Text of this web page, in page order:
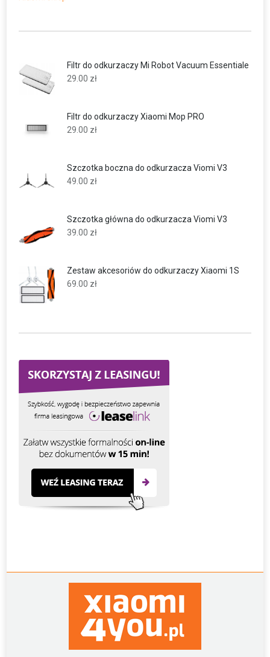
Filtr do odkurzaczy Mi Robot Vacuum Essentiale
29.00 zł
Filtr do odkurzaczy Xiaomi Mop PRO
29.00 zł
Szczotka boczna do odkurzacza Viomi V3
49.00 zł
Szczotka główna do odkurzacza Viomi V3
39.00 zł
Zestaw akcesoriów do odkurzaczy Xiaomi 1S
69.00 zł